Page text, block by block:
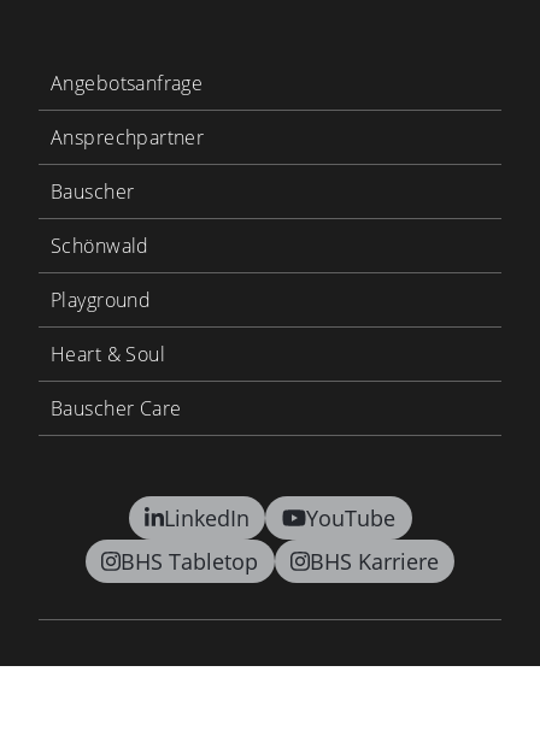
LinkedIn
YouTube
BHS Tabletop
BHS Karriere
Angebotsanfrage
Ansprechpartner
Bauscher
Schönwald
Playground
Heart & Soul
Bauscher Care